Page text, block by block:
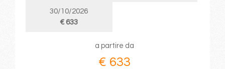
30/10/2026
€ 633
a partire da
€ 633